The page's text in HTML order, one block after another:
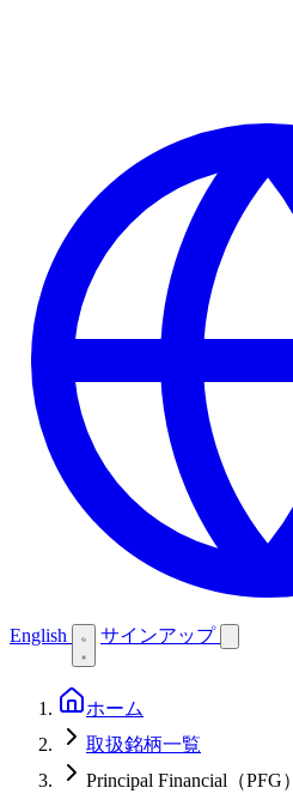
English サインアップ
ホーム
取扱銘柄一覧
Principal Financial（PFG）